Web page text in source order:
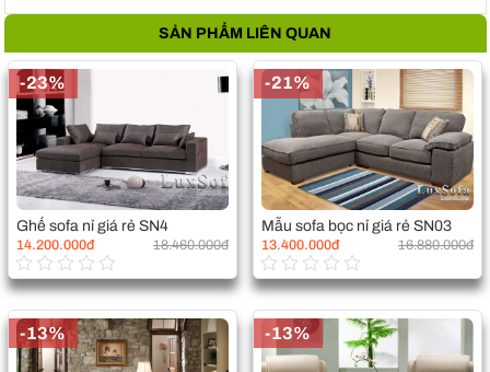
SẢN PHẨM LIÊN QUAN
Ghế sofa nỉ giá rẻ SN4
14.200.000đ 18.460.000đ
-23%
Mẫu sofa bọc nỉ giá rẻ SN03
13.400.000đ 16.880.000đ
-21%
-13% -13%